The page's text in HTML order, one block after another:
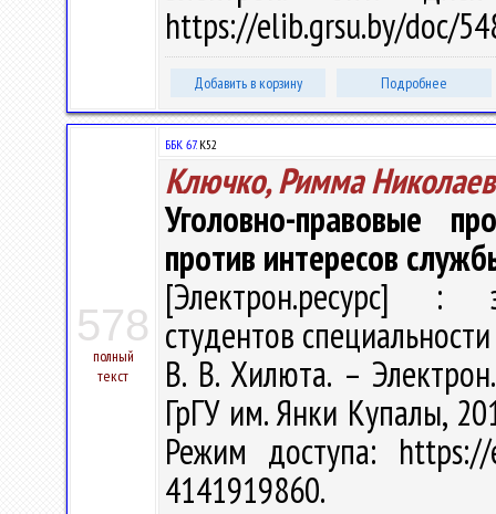
https://elib.grsu.by/doc/
Добавить в корзину Подробнее
578
полный
текст
ББК 67.К52
Ключко, Римма
Уголовно-правовые
против интересов
[Электрон.ресурс] :
студентов
В. В. Хилюта. –
ГрГУ им. Янки Купалы,
Режим доступа:
4141919860.